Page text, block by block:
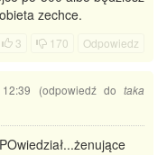
zechce.
3 170 Odpowiedz
12:39 (odpowiedź dotaka